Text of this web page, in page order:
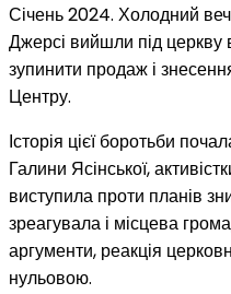
Січень 2024. Холодний
Джерсі вийшли під
зупинити продаж і
Центру.
Історія цієї боротьби
Галини Ясінської,
виступила проти планів
зреагувала і місцева
аргументи, реакція
нульовою.